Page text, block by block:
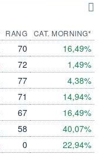
RANG
70
72
77
71
67
58
0
CAT. MORNING*
16,49%
1,49%
4,38%
14,94%
16,49%
40,07%
22,94%